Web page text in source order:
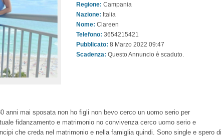
Regione: Campania
Nazione: Italia
Nome: Clareen
Telefono: 3654215421
Pubblicato: 8 Marzo 2022 09:47
Scadenza: Questo Annuncio è scaduto.
anni mai sposata non ho figli non bevo cerco un uomo serio per
fidanzamento e matrimonio no convivenza cerco uomo serio e
che creda nel matrimonio e nella famiglia quindi. Sono single e spero di